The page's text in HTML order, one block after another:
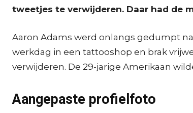
tweetjes te verwijderen. Daar had de
Aaron Adams werd onlangs gedumpt
werkdag in een tattooshop en brak
verwijderen. De 29-jarige Amerikaan
Aangepaste profielfoto